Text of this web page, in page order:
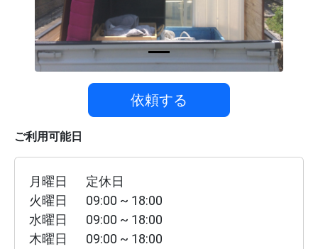
依頼する
ご利用可能日
月曜日
定休日
火曜日
09:00 ~ 18:00
水曜日
09:00 ~ 18:00
木曜日
09:00 ~ 18:00